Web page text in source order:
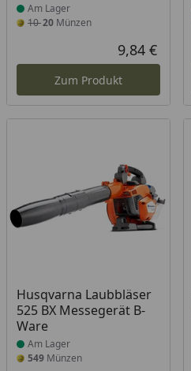
Am Lager
1020 Münzen
9,84 €
Zum Produkt
Husqvarna Laubbläser
525 BX Messegerät B-
Ware
Produkt am Lager
Am Lager
549 Münzen